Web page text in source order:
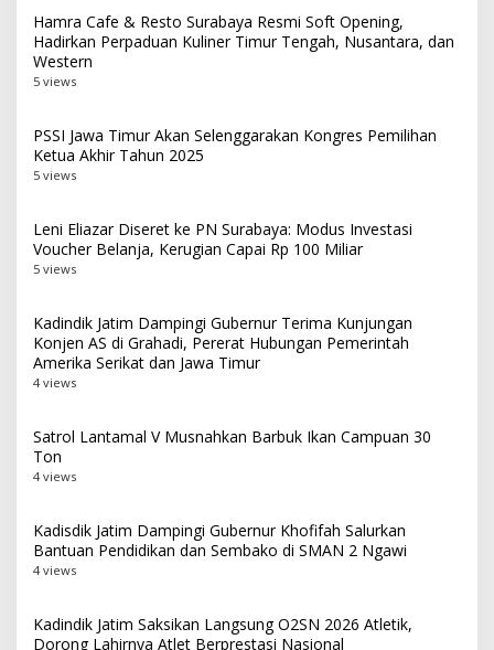
Hamra Cafe & Resto Surabaya Resmi Soft Opening,
Hadirkan Perpaduan Kuliner Timur Tengah, Nusantara, dan
Western
5 views
PSSI Jawa Timur Akan Selenggarakan Kongres Pemilihan
Ketua Akhir Tahun 2025
5 views
Leni Eliazar Diseret ke PN Surabaya: Modus Investasi
Voucher Belanja, Kerugian Capai Rp 100 Miliar
5 views
Kadindik Jatim Dampingi Gubernur Terima Kunjungan
Konjen AS di Grahadi, Pererat Hubungan Pemerintah
Amerika Serikat dan Jawa Timur
4 views
Satrol Lantamal V Musnahkan Barbuk Ikan Campuan 30
Ton
4 views
Kadisdik Jatim Dampingi Gubernur Khofifah Salurkan
Bantuan Pendidikan dan Sembako di SMAN 2 Ngawi
4 views
Kadindik Jatim Saksikan Langsung O2SN 2026 Atletik,
Dorong Lahirnya Atlet Berprestasi Nasional